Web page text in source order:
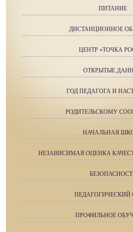
ПИТАНИЕ
ДИСТАНЦИОННОЕ
ЦЕНТР «ТОЧКА
ОТКРЫТЫЕ
ГОД ПЕДАГОГА И
РОДИТЕЛЬСКОМУ
НАЧАЛЬНАЯ
НЕЗАВИСИМАЯ ОЦЕНКА
ПЕДАГОГИЧЕСКИЙ
ПРОФИЛЬНОЕ